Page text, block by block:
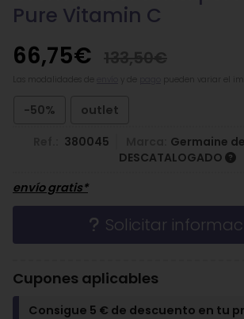
Pure Vitamin C
66,75€
pueden variar el
-50% outlet
380045
Germaine
DESCATALOGADO
envío gratis*
Solicitar
Cupones aplicables
Consigue 5 € de descuento en tu